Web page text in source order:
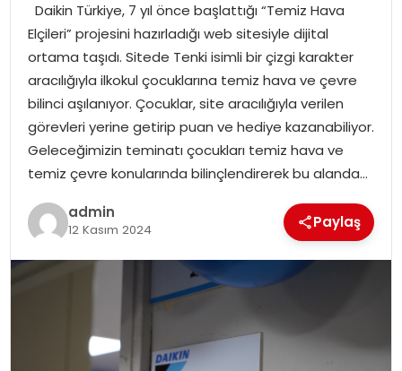
SPOR
EĞITIM
OTOMOBIL
TEKNOLOJI
EKONOMI
Daikin Türkiye, 7 yıl önce başlattığı “Temiz Hava
Elçileri” projesini hazırladığı web sitesiyle dijital
ortama taşıdı. Sitede Tenki isimli bir çizgi karakter
aracılığıyla ilkokul çocuklarına temiz hava ve çevre
bilinci aşılanıyor. Çocuklar, site aracılığıyla verilen
görevleri yerine getirip puan ve hediye kazanabiliyor.
Geleceğimizin teminatı çocukları temiz hava ve
temiz çevre konularında bilinçlendirerek bu alanda…
admin
12 Kasım 2024 Paylaş